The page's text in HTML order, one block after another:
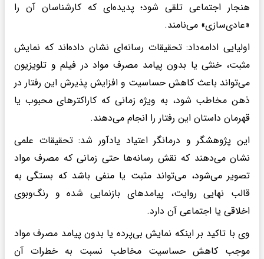
هنجار اجتماعی تلقی شود؛ پدیده‌ای که کارشناسان آن را
«عادی‌سازی» می‌نامند.
اولیایی ادامه‌داد: تحقیقات رسانه‌ای نشان داده‌اند که نمایش
مثبت، خنثی یا بدون پیامد مصرف مواد در فیلم و تلویزیون
می‌تواند باعث کاهش حساسیت و افزایش پذیرش این رفتار در
ذهن مخاطب شود، به ویژه زمانی که کاراکترهای محبوب یا
قهرمان داستان این رفتار را انجام می‌دهند.
این پژوهشگر و درمانگر اعتیاد یادآور شد: تحقیقات علمی
نشان می‌دهند که نقش رسانه‌ها حتی زمانی که مصرف مواد
تصویر می‌شود، می‌تواند مثبت یا منفی باشد که بستگی به
قالب نهایی روایت، پیامدهای بازنمایی شده و رنگ‌وبوی
اخلاقی یا اجتماعی آن دارد.
وی با تاکید بر اینکه نمایش بی‌پرده یا بدون پیامد مصرف مواد
موجب کاهش حساسیت مخاطب نسبت به خطرات آن